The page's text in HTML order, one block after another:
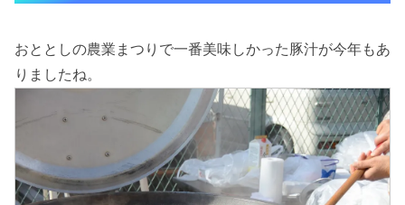
おととしの農業まつりで一番美味しかった豚汁が今年もあ
りましたね。